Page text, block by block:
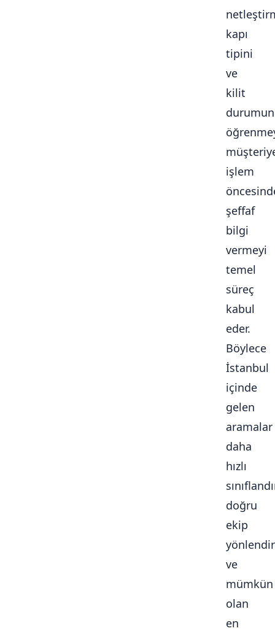
kapı
tipini
ve
kilit
işlem
şeffaf
bilgi
vermeyi
temel
süreç
kabul
eder.
Böylece
İstanbul
içinde
gelen
aramalar
daha
hızlı
doğru
ekip
ve
mümkün
olan
en